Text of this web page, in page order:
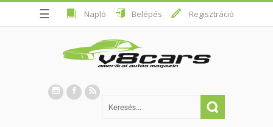
☰ Napló Belépés Regisztráció